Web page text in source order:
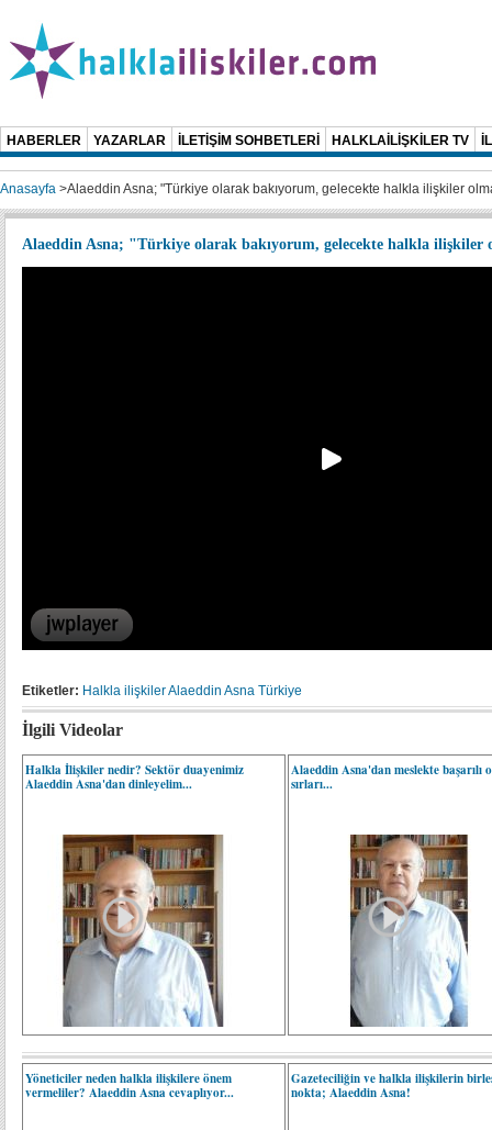
HABERLER YAZARLAR İLETİŞİM SOHBETLERİ HALKLAİLİŞKİLER TV
Anasayfa >Alaeddin Asna; "Türkiye olarak bakıyorum, gelecekte halkla ilişkiler
Alaeddin Asna; "Türkiye olarak bakıyorum, gelecekte halkla ilişkiler
Etiketler: Halkla ilişkilerAlaeddin Asna Türkiye
İlgili Videolar
Halkla İlişkiler nedir? Sektör duayenimiz
Alaeddin Asna'dan dinleyelim...
Alaeddin Asna'dan meslekte başarılı
sırları...
Yöneticiler neden halkla ilişkilere önem
vermeliler? Alaeddin Asna cevaplıyor...
Gazeteciliğin ve halkla ilişkilerin
nokta; Alaeddin Asna!